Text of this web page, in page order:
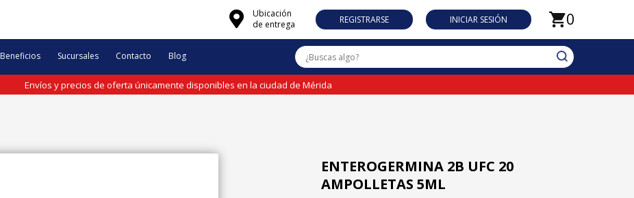
Ubicación
de entrega
REGISTRARSE INICIAR SESIÓN 0
Beneficios Sucursales Contacto Blog
Envíos y precios de oferta únicamente disponibles en la ciudad de Mérida
ENTEROGERMINA 2B UFC 20
AMPOLLETAS 5ML